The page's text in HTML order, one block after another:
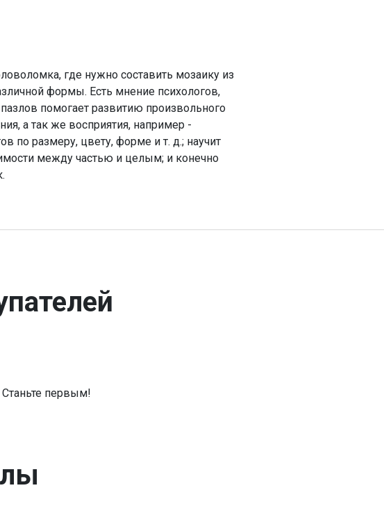
где нужно составить мозаику из
формы. Есть мнение психологов,
помогает развитию произвольного
а так же восприятия, например -
по размеру, цвету, форме и т. д.; научит
между частью и целым; и конечно
первым!